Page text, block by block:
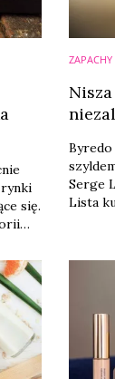
się.
ZAPACHY
Serge
Lista
nisza